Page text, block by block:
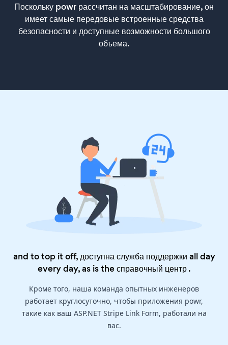
Поскольку powr рассчитан на масштабирование, он
имеет самые передовые встроенные средства
безопасности и доступные возможности большого
объема.
and to top it off, доступна служба поддержки all day
every day, as is theсправочный центр.
Кроме того, наша команда опытных инженеров
работает круглосуточно, чтобы приложения powr,
такие как ваш ASP.NET Stripe Link Form, работали на
вас.